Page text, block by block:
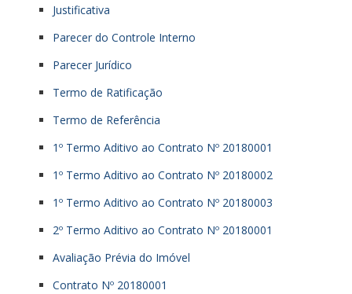
Justificativa
Parecer do Controle Interno
Parecer Jurídico
Termo de Ratificação
Termo de Referência
1º Termo Aditivo ao Contrato Nº 20180001
1º Termo Aditivo ao Contrato Nº 20180002
1º Termo Aditivo ao Contrato Nº 20180003
2º Termo Aditivo ao Contrato Nº 20180001
Avaliação Prévia do Imóvel
Contrato Nº 20180001